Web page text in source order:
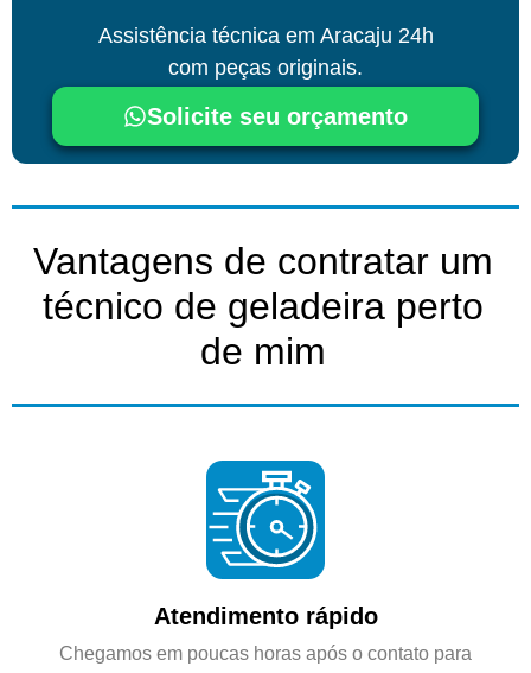
Assistência técnica em Aracaju 24h
com peças originais.
Solicite seu orçamento
Vantagens de contratar um
técnico de geladeira perto
de mim
Atendimento rápido
Chegamos em poucas horas após o contato para